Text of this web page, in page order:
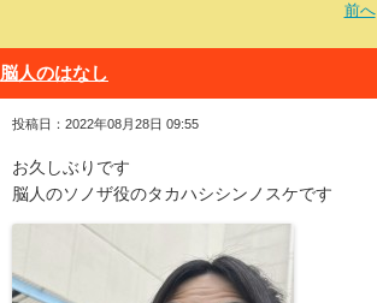
前へ
脳人のはなし
投稿日：2022年08月28日 09:55
お久しぶりです
脳人のソノザ役のタカハシシンノスケです